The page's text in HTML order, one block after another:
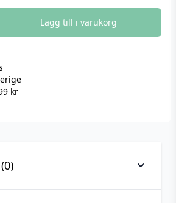
Lägg till i varukorg
kr